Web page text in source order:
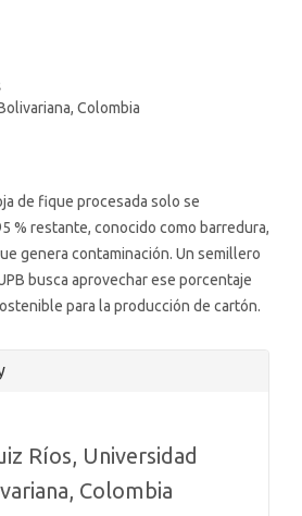
Colombia
de fique procesada solo se
% restante, conocido como barredura,
genera contaminación. Un semillero
busca aprovechar ese porcentaje
para la producción de cartón.
Ríos, Universidad
Colombia